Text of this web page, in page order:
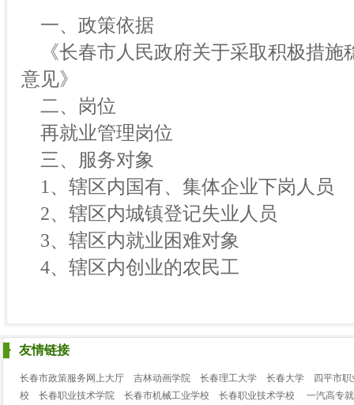
一、政策依据
《长春市人民政府关于采取积极措施
意见》
二、岗位
再就业管理岗位
三、服务对象
1、辖区内国有、集体企业下岗人员
2、辖区内城镇登记失业人员
3、辖区内就业困难对象
4、辖区内创业的农民工
友情链接
长春市政策服务网上大厅 吉林动画学院 长春理工大学 长春大学
四平市
校
长春职业技术学院 长春市机械工业学校 长春职业技术学校 一汽高专